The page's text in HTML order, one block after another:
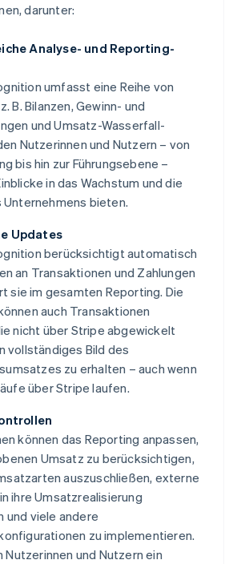
darunter:
Analyse- und Reporting-
umfasst eine Reihe von
B. Bilanzen, Gewinn- und
und Umsatz-Wasserfall-
Nutzerinnen und Nutzern – von
bis hin zur Führungsebene –
in das Wachstum und die
bieten.
Updates
berücksichtigt automatisch
an Transaktionen und Zahlungen
sie im gesamten Reporting. Die
auch Transaktionen
nicht über Stripe abgewickelt
vollständiges Bild des
zu erhalten – auch wenn
über Stripe laufen.
können das Reporting anpassen,
Umsatz zu berücksichtigen,
auszuschließen, externe
ihre Umsatzrealisierung
und viele andere
zu implementieren.
Nutzerinnen und Nutzern ein